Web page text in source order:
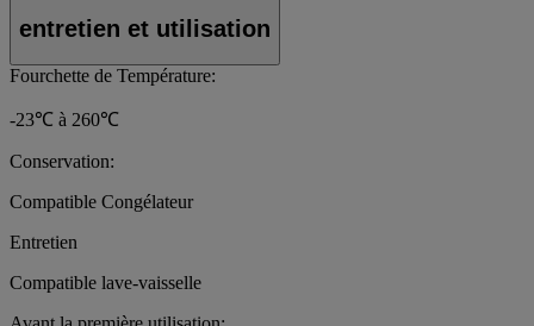
entretien et utilisation
Fourchette de Température:
-23℃ à 260℃
Conservation:
Compatible Congélateur
Entretien
Compatible lave-vaisselle